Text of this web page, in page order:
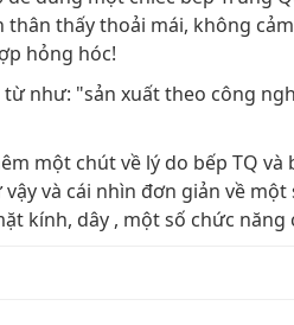
thấy thoải mái, không
hỏng hóc!
như: "sản xuất theo công
một chút về lý do bếp TQ và
và cái nhìn đơn giản về một
kính, dây , một số chức năng